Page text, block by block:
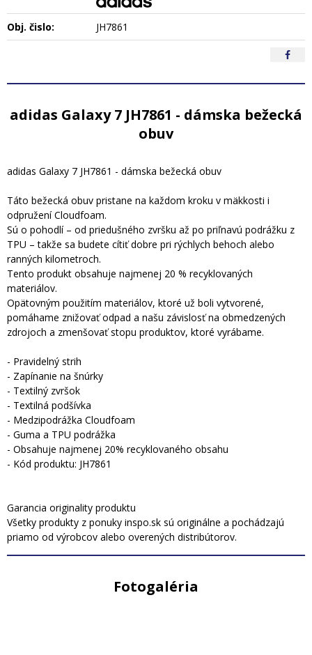
Obj. čislo: JH7861
adidas Galaxy 7 JH7861 - dámska bežecká
obuv
adidas Galaxy 7 JH7861 - dámska bežecká obuv
Táto bežecká obuv pristane na každom kroku v mäkkosti i
odpružení Cloudfoam.
Sú o pohodlí – od priedušného zvršku až po priľnavú podrážku z
TPU – takže sa budete cítiť dobre pri rýchlych behoch alebo
ranných kilometroch.
Tento produkt obsahuje najmenej 20 % recyklovaných
materiálov.
Opätovným použitím materiálov, ktoré už boli vytvorené,
pomáhame znižovať odpad a našu závislosť na obmedzených
zdrojoch a zmenšovať stopu produktov, ktoré vyrábame.
- Pravidelný strih
- Zapínanie na šnúrky
- Textilný zvršok
- Textilná podšívka
- Medzipodrážka Cloudfoam
- Guma a TPU podrážka
- Obsahuje najmenej 20% recyklovaného obsahu
- Kód produktu: JH7861
Garancia originality produktu
Všetky produkty z ponuky inspo.sk sú originálne a pochádzajú
priamo od výrobcov alebo overených distribútorov.
Fotogaléria